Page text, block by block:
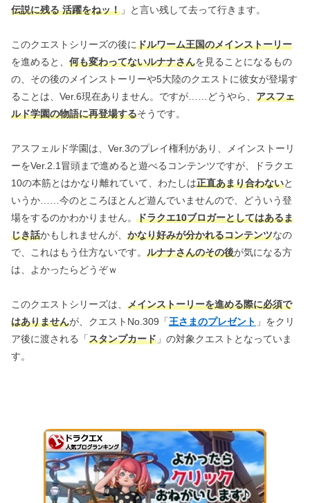
伝説に残る 活躍をねッ！ 」と言い残して去って行きます。
このクエストシリーズの後にドルワーム王国のメインストーリー
を進めると、 何も変わってないルナナさんを見ることになるもの
の、その後のメインストーリーや5大陸のクエストに彼女が登場す
ることは、Ver.6現在ありません。ですが……どうやら、 アスフェ
ルド学園の物語に再登場するそうです。
アスフェルド学園は、Ver.3のプレイ権利があり、メインストーリ
ーをVer.2.1冒頭まで進めると遊べるコンテンツですが、ドラクエ
10の本筋とはかなり離れていて、わたしは正直あまり合わないと
いうか……今のところほとんど遊んでいませんので、どういう登
場をするのかわかりません。 ドラクエ10ブロガーとしてはあるま
じき話かもしれませんが、 かなり好みが分かれるコンテンツなの
で、これはもう仕方ないです。 ルナナさんのその後が気になる方
は、よかったらどうぞｗ
このクエストシリーズは、 メインストーリーを進める際に必須で
はありませんが、クエストNo.309「王さまのプレゼント 」をクリ
ア後に渡される「スタンプカード 」の対象クエストとなっていま
す。